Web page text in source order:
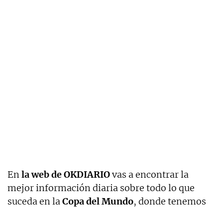
Enla web de OKDIARIOvas a encontrar la
mejor información diaria sobre todo lo que
suceda en laCopa del Mundo, donde tenemos